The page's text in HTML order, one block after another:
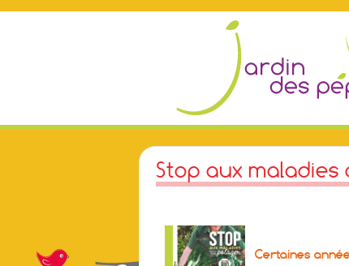
Stop aux
Certaines